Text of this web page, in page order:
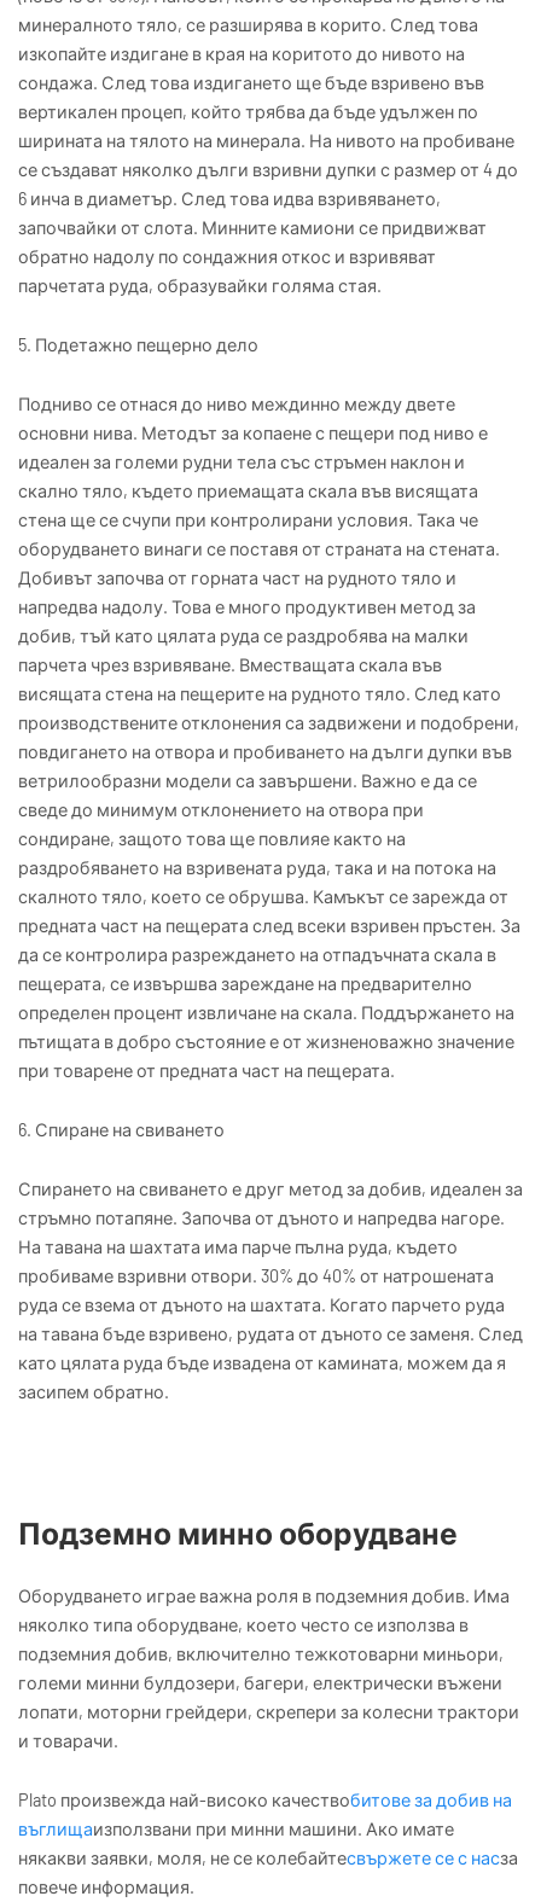
минералното тяло, се разширява в корито. След това
изкопайте издигане в края на коритото до нивото на
сондажа. След това издигането ще бъде взривено във
вертикален процеп, който трябва да бъде удължен по
ширината на тялото на минерала. На нивото на пробиване
се създават няколко дълги взривни дупки с размер от 4 до
6 инча в диаметър. След това идва взривяването,
започвайки от слота. Минните камиони се придвижват
обратно надолу по сондажния откос и взривяват
парчетата руда, образувайки голяма стая.
5. Подетажно пещерно дело
Подниво се отнася до ниво междинно между двете
основни нива. Методът за копаене с пещери под ниво е
идеален за големи рудни тела със стръмен наклон и
скално тяло, където приемащата скала във висящата
стена ще се счупи при контролирани условия. Така че
оборудването винаги се поставя от страната на стената.
Добивът започва от горната част на рудното тяло и
напредва надолу. Това е много продуктивен метод за
добив, тъй като цялата руда се раздробява на малки
парчета чрез взривяване. Вместващата скала във
висящата стена на пещерите на рудното тяло. След като
производствените отклонения са задвижени и подобрени,
повдигането на отвора и пробиването на дълги дупки във
ветрилообразни модели са завършени. Важно е да се
сведе до минимум отклонението на отвора при
сондиране, защото това ще повлияе както на
раздробяването на взривената руда, така и на потока на
скалното тяло, което се обрушва. Камъкът се зарежда от
предната част на пещерата след всеки взривен пръстен. За
да се контролира разреждането на отпадъчната скала в
пещерата, се извършва зареждане на предварително
определен процент извличане на скала. Поддържането на
пътищата в добро състояние е от жизненоважно значение
при товарене от предната част на пещерата.
6. Спиране на свиването
Спирането на свиването е друг метод за добив, идеален за
стръмно потапяне. Започва от дъното и напредва нагоре.
На тавана на шахтата има парче пълна руда, където
пробиваме взривни отвори. 30% до 40% от натрошената
руда се взема от дъното на шахтата. Когато парчето руда
на тавана бъде взривено, рудата от дъното се заменя. След
като цялата руда бъде извадена от камината, можем да я
засипем обратно.
Подземно минно оборудване
Оборудването играе важна роля в подземния добив. Има
няколко типа оборудване, което често се използва в
подземния добив, включително тежкотоварни миньори,
големи минни булдозери, багери, електрически въжени
лопати, моторни грейдери, скрепери за колесни трактори
и товарачи.
Plato произвежда най-високо качествобитове за добив на
въглищаизползвани при минни машини. Ако имате
някакви заявки, моля, не се колебайтесвържете се с насза
повече информация.